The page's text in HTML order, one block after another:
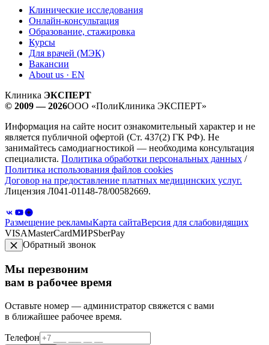
Клинические исследования
Онлайн-консультация
Образование, стажировка
Курсы
Для врачей (МЭК)
Вакансии
About us · EN
Клиника ЭКСПЕРТ
© 2009 — 2026ООО «ПолиКлиника ЭКСПЕРТ»
Информация на сайте носит ознакомительный характер и не
является публичной офертой (Ст. 437(2) ГК РФ). Не
занимайтесь самодиагностикой — необходима консультация
специалиста. Политика обработки персональных данных /
Политика использования файлов cookies
Договор на предоставление платных медицинских услуг.
Лицензия Л041-01148-78/00582669.
Размещение рекламыКарта сайтаВерсия для слабовидящих
VISAMasterCardМИРSberPay
Обратный звонок
Мы перезвоним
вам в рабочее время
Оставьте номер — администратор свяжется с вами
в ближайшее рабочее время.
Телефон